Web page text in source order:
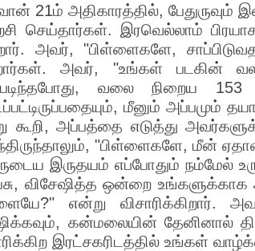
21ம் அதிகாரத்தில், பேதுருவும்
செய்தார்கள். இரவெல்லாம்
அவர், "பிள்ளைகளே,
அவர், "உங்கள் படகின்
வலை நிறைய
மீனும் அப்பமும்
கூறி, அப்பத்தை எடுத்து
"பிள்ளைகளே, மீன்
இருதயம் எப்போதும் நம்மேல்
விசேஷித்த ஒன்றை உங்களுக்காக
என்று விசாரிக்கிறார்.
கன்மலையின் தேனினால்
இரட்சகரிடத்தில் உங்கள்